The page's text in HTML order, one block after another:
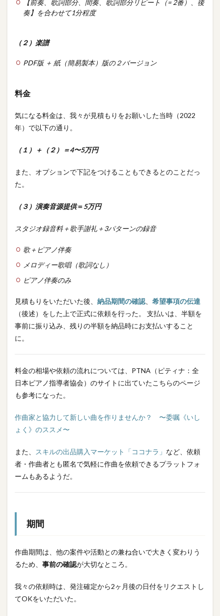
【前奏、歌詞部分、間奏、歌詞部分リピート（= 2番）、後
奏】を合わせて1分程度
（２）楽譜
PDF版 ＋ 紙（簡易製本）版の２バージョン
料金
気になる料金は、我々が見積もりをお願いした当時（2022
年）で以下の通り。
（１）＋（２）＝4〜5万円
また、オプションで下記をつけることもできるとのことだっ
た。
（３）演奏音源提供＝5万円
スタジオ録音料＋歌手謝礼＋3パターンの録音
歌＋ピアノ伴奏
メロディー歌唱（歌詞なし）
ピアノ伴奏のみ
見積もりをいただいた後、 納品期間の確認
希望事項の伝達
（後述）をした上で正式に依頼を行った。 支払いは、半額を
事前に振り込み、残りの半額を納品時にお支払いすること
に。
料金の相場や依頼の流れについては、PTNA（ピティナ：全
日本ピアノ指導者協会）のサイトに出ていたこちらのページ
も参考になった。
作曲家と協力して新しい曲を作りませんか？ 〜委嘱《いし
ょく》のススメ〜
また、 スキルの出品購入マーケット「ココナラ」 など、依頼
者・作曲者とも匿名で気軽に作曲を依頼できるプラットフォ
ームもあるようだ。
期間
作曲期間は、他の案件や活動との兼ね合いで大きく変わりう
るため、 事前の確認が大切なところ。
我々の依頼時は、発注確定から2ヶ月後の日付をリクエストし
てOKをいただいた。